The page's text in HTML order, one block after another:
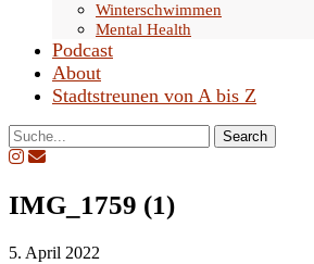
Winterschwimmen
Mental Health
Podcast
About
Stadtstreunen von A bis Z
Search
IMG_1759 (1)
5. April 2022